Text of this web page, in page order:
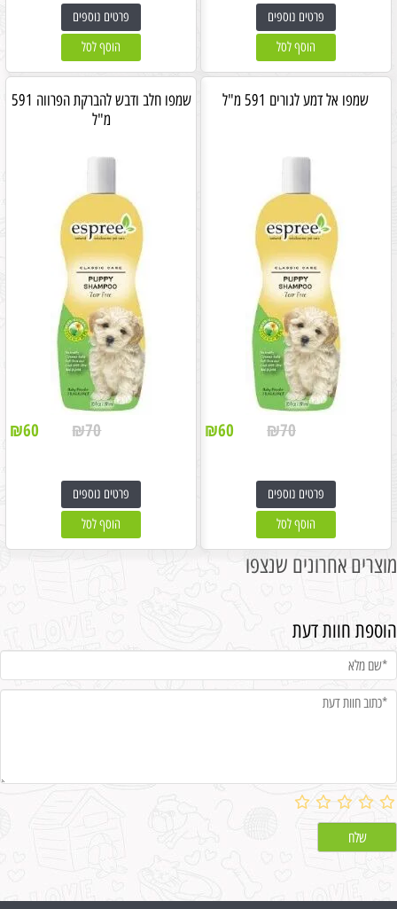
פרטים נוספים
הוסף לסל
פרטים נוספים
הוסף לסל
שמפו אל דמע לגורים 591 מ"ל
₪70
₪60
פרטים נוספים
הוסף לסל
שמפו חלב ודבש להברקת הפרווה 591
מ"ל
₪70
₪60
פרטים נוספים
הוסף לסל
מוצרים אחרונים שנצפו
הוספת חוות דעת